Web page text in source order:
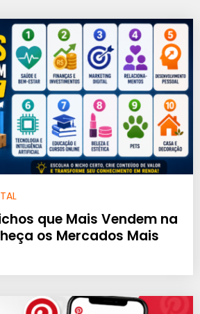
que Mais Vendem na
os Mercados Mais